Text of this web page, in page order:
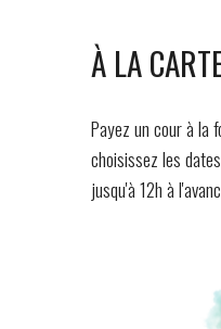
À LA
Payez un cour à la
choisissez les
jusqu'à 12h à